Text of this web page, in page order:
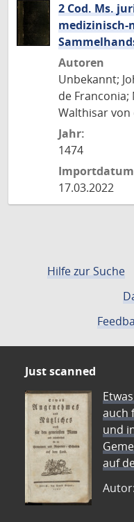
2 Cod. Ms.
Autoren
Unbekannt;
de
Walthisar von
Jahr:
1474
17.03.2022
Hilfe zur Suche
Just scanned
auch
und
auf